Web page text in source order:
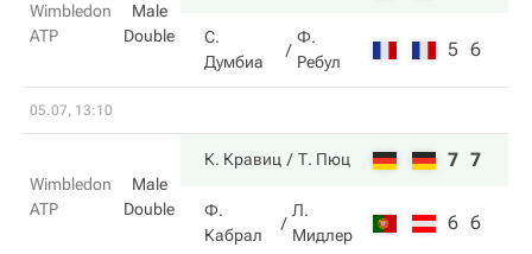
Wimbledon
ATP
Male
Double
С.
Думбиа
Ф.
Ребул
5 6
05.07, 13:10
Wimbledon
ATP
Male
Double
К. Кравиц Т. Пюц 7 7
Ф.
Кабрал
Л.
Мидлер
6 6